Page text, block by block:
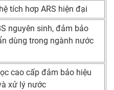
tích hơp ARS hiện đại
nguyên sinh, đảm bảo
dùng trong ngành nước
cao cấp đảm bảo hiệu
xử lý nước